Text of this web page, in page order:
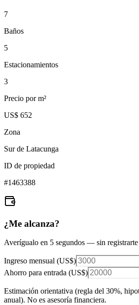
7
Baños
5
Estacionamientos
3
Precio por m²
US$ 652
Zona
Sur de Latacunga
ID de propiedad
#1463388
¿Me alcanza?
Averígualo en 5 segundos — sin registrarte
Ingreso mensual (US$)
Ahorro para entrada (US$)
Estimación orientativa (regla del 30%,
anual). No es asesoría financiera.